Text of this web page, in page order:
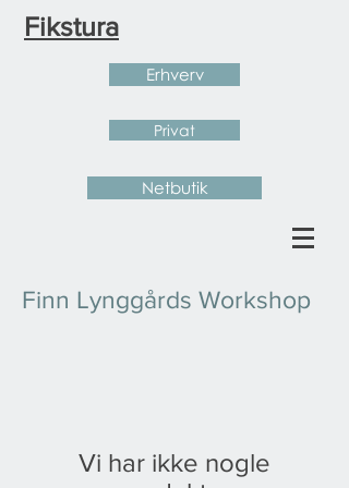
Fikstura
Erhverv
Privat
Netbutik
Finn Lynggårds Workshop
Vi har ikke nogle